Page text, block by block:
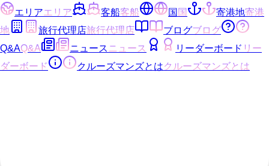
エリアエリア 客船客船 国国 寄港地寄港
地
旅行代理店旅行代理店 ブログブログ
Q&AQ&A ニュース ニュース リーダーボード リー
ダーボード
クルーズマンズとはクルーズマンズとは